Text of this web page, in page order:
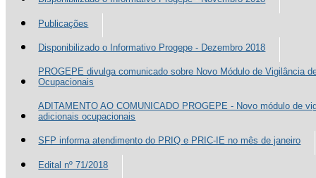
Publicações
Disponibilizado o Informativo Progepe - Dezembro 2018
PROGEPE divulga comunicado sobre Novo Módulo de Vigilância
Ocupacionais
ADITAMENTO AO COMUNICADO PROGEPE - Novo módulo de
adicionais ocupacionais
SFP informa atendimento do PRIQ e PRIC-IE no mês de janeiro
Edital nº 71/2018